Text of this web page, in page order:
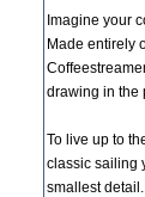
Imagine your
Made entirely
drawing in the
To live up to
classic sailing
smallest